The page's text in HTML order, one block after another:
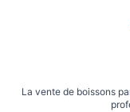
La vente de boissons